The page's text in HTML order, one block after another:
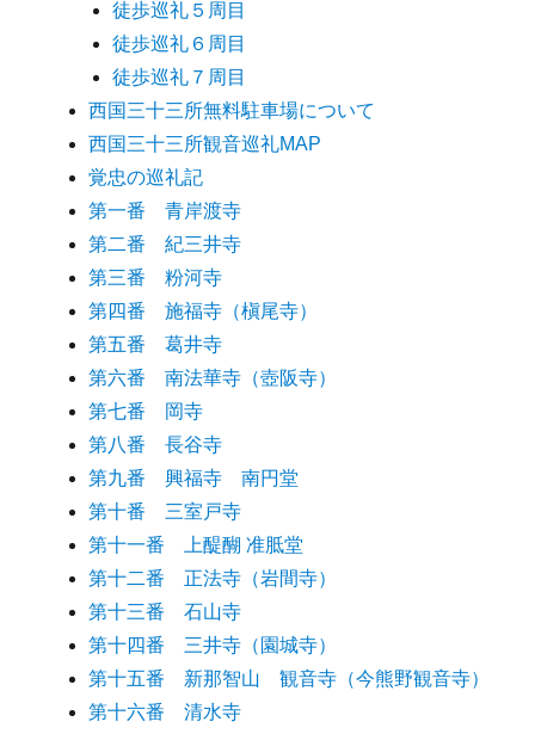
徒歩巡礼５周目
徒歩巡礼６周目
徒歩巡礼７周目
西国三十三所無料駐車場について
西国三十三所観音巡礼MAP
覚忠の巡礼記
第一番 青岸渡寺
第二番 紀三井寺
第三番 粉河寺
第四番 施福寺（槇尾寺）
第五番 葛井寺
第六番 南法華寺（壺阪寺）
第七番 岡寺
第八番 長谷寺
第九番 興福寺 南円堂
第十番 三室戸寺
第十一番 上醍醐 准胝堂
第十二番 正法寺（岩間寺）
第十三番 石山寺
第十四番 三井寺（園城寺）
第十五番 新那智山 観音寺（今熊野観音寺）
第十六番 清水寺